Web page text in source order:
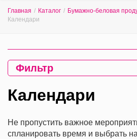
Главная / Каталог / Бумажно-беловая
Календари
Фильтр
Календари
Не пропустить важное
спланировать время и выбрать